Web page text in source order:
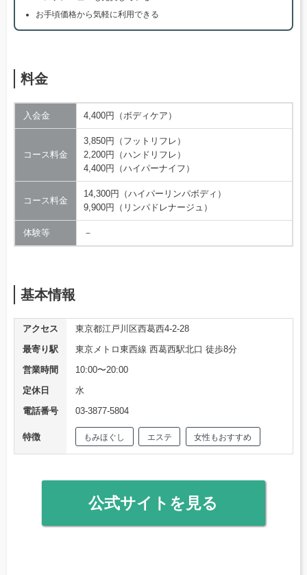
お手頃価格から気軽に利用できる
料金
入会金 4,400円（ボディケア）
コース料金
3,850円（フットリフレ）
2,200円（ハンドリフレ）
4,400円（ハイパーナイフ）
コース料金
14,300円（ハイパーリンパボディ）
9,900円（リンパドレナージュ）
体験等 －
基本情報
アクセス
東京都江戸川区西葛西4-2-28
最寄り駅
東京メトロ東西線 西葛西駅北口 徒歩8分
営業時間
10:00〜20:00
定休日
水
電話番号
03-3877-5804
特徴 もみほぐし エステ 女性もおすすめ
公式サイトを見る